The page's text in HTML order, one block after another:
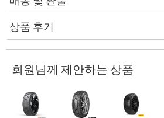
상품 후기
회원님께 제안하는 상품